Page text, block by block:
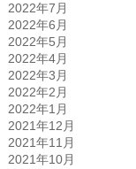
2022年7月
2022年6月
2022年5月
2022年4月
2022年3月
2022年2月
2022年1月
2021年12月
2021年11月
2021年10月